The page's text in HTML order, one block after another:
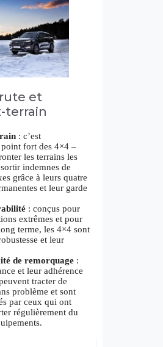
et
terrain
: c’est
fort des 4×4 –
les terrains les
indemnes de
grâce à leurs quatre
et leur garde
: conçus pour
extrêmes et pour
terme, les 4×4 sont
et leur
de remorquage :
et leur adhérence
tracter de
problème et sont
par ceux qui ont
régulièrement du